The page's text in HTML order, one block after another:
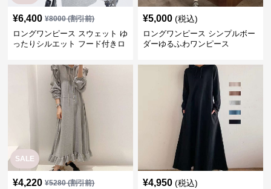
¥6,400 ¥8000(割引前)
ロングワンピース スウェット ゆ
ったりシルエット フード付きロ
¥5,000 (税込)
ロングワンピース シンプルボー
ダーゆるふわワンピース
SALE
¥4,220 ¥5280(割引前) ¥4,950 (税込)